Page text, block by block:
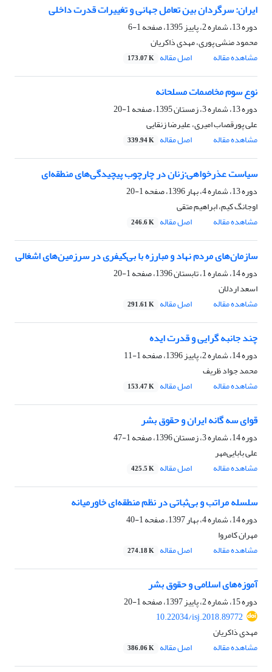
ایران: سرگردان بین تعامل جهانی و تغییرات قدرت داخلی
دوره 13، شماره 2، پاییز 1395، صفحه
1-6
محمود منشی پوری، مهدی ذاکریان
مشاهده مقاله
اصل مقاله 173.07 K
نوع سوم مخاصمات مسلحانه
دوره 13، شماره 3، زمستان 1395، صفحه
1-20
علی پورقصاب امیری، علیرضا زنقایی
مشاهده مقاله
اصل مقاله 339.94 K
سیاست عذرخواهی:زنان در چارچوب پیچیدگی‌های منطقه‌ای
دوره 13، شماره 4، بهار 1396، صفحه
1-20
اوجانگ کیم، ابراهیم متقی
مشاهده مقاله
اصل مقاله 246.6 K
سازمان‌های مردم نهاد و مبارزه با بی‌کیفری در سرزمین‌های اشغالی
دوره 14، شماره 1، تابستان 1396، صفحه
1-20
اسعد اردلان
مشاهده مقاله
اصل مقاله 291.61 K
چند جانبه گرایی و قدرت ایده
دوره 14، شماره 2، پاییز 1396، صفحه
1-11
محمد جواد ظریف
مشاهده مقاله
اصل مقاله 153.47 K
قوای سه گانه ایران و حقوق بشر
دوره 14، شماره 3، زمستان 1396، صفحه
1-47
علی بابایی‌مهر‌
مشاهده مقاله
اصل مقاله 425.5 K
سلسله مراتب و بی‌ثباتی در نظم منطقه‌ای خاورمیانه
دوره 14، شماره 4، بهار 1397، صفحه
1-40
مهران کامروا
مشاهده مقاله
اصل مقاله 274.18 K
آموزه‌های اسلامی و حقوق بشر
دوره 15، شماره 2، پاییز 1397، صفحه
1-20
10.22034/isj.2018.89772
مهدی ذاکریان
مشاهده مقاله
اصل مقاله 386.06 K